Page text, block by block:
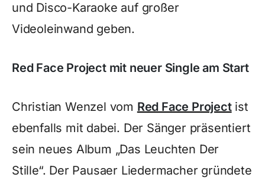
und Disco-Karaoke auf großer
Videoleinwand geben.
Red Face Project mit neuer Single am Start
Christian Wenzel vom Red Face Projectist
ebenfalls mit dabei. Der Sänger präsentiert
sein neues Album „Das Leuchten Der
Stille“. Der Pausaer Liedermacher gründete